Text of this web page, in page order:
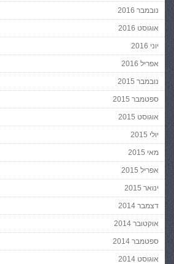
נובמבר 2016
אוגוסט 2016
יוני 2016
אפריל 2016
נובמבר 2015
ספטמבר 2015
אוגוסט 2015
יולי 2015
מאי 2015
אפריל 2015
ינואר 2015
דצמבר 2014
אוקטובר 2014
ספטמבר 2014
אוגוסט 2014